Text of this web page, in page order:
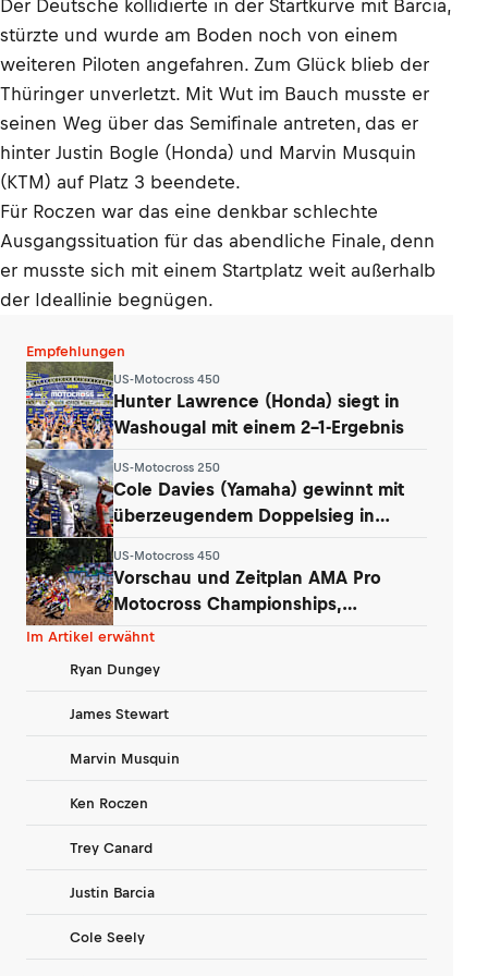
Der Deutsche kollidierte in der Startkurve mit Barcia,
stürzte und wurde am Boden noch von einem
weiteren Piloten angefahren. Zum Glück blieb der
Thüringer unverletzt. Mit Wut im Bauch musste er
seinen Weg über das Semifinale antreten, das er
hinter Justin Bogle (Honda) und Marvin Musquin
(KTM) auf Platz 3 beendete.
Für Roczen war das eine denkbar schlechte
Ausgangssituation für das abendliche Finale, denn
er musste sich mit einem Startplatz weit außerhalb
der Ideallinie begnügen.
Empfehlungen
US-Motocross 450
Hunter Lawrence (Honda) siegt in
Washougal mit einem 2-1-Ergebnis
US-Motocross 250
Cole Davies (Yamaha) gewinnt mit
überzeugendem Doppelsieg in
US-Motocross 450
Vorschau und Zeitplan AMA Pro
Motocross Championships,
Washougal
Im Artikel erwähnt
Ryan Dungey
James Stewart
Marvin Musquin
Ken Roczen
Trey Canard
Justin Barcia
Cole Seely